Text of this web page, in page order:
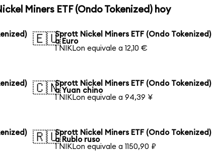
Miners ETF (Ondo Tokenized) hoy
🇪🇺Sprott Nickel Miners ETF (Ondo Tokenized)
a Euro
1 NIKLon equivale a 12,10 €
🇨🇳Sprott Nickel Miners ETF (Ondo Tokenized)
a Yuan chino
1 NIKLon equivale a 94,39 ¥
🇷🇺Sprott Nickel Miners ETF (Ondo Tokenized)
a Rublo ruso
1 NIKLon equivale a 1150,90 ₽